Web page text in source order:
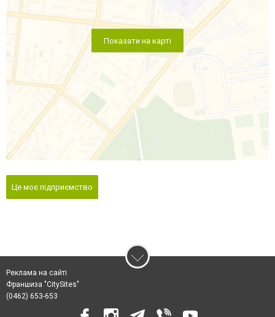
Показати на карті
Це моє підприємство
Реклама на сайті
Франшиза "CitySites"
(0462) 653-653